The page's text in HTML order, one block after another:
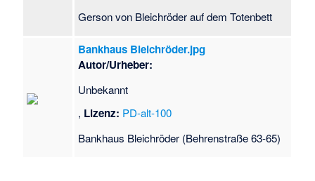
Gerson von Bleichröder auf dem Totenbett
Bankhaus Bleichröder.jpg
Autor/Urheber:
Unbekannt
, Lizenz: PD-alt-100
Bankhaus Bleichröder (Behrenstraße 63-65)